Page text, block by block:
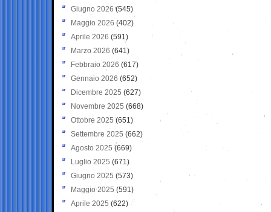
Giugno 2026 (545)
Maggio 2026 (402)
Aprile 2026 (591)
Marzo 2026 (641)
Febbraio 2026 (617)
Gennaio 2026 (652)
Dicembre 2025 (627)
Novembre 2025 (668)
Ottobre 2025 (651)
Settembre 2025 (662)
Agosto 2025 (669)
Luglio 2025 (671)
Giugno 2025 (573)
Maggio 2025 (591)
Aprile 2025 (622)